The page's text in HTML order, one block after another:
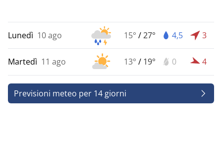
Lunedì 10 ago 15° /27° 4,5 3
Martedì 11 ago 13° / 19° 0 4
Previsioni meteo per 14 giorni